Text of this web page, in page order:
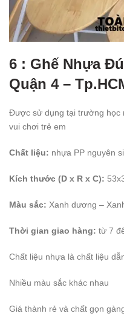
6 : Ghế Nhựa
Quận 4 –
Được sử dụng tại trường học
vui chơi trẻ em
Chất liệu: nhựa PP nguyên
Kích thước (D x R x C):
Màu sắc: Xanh dương –
Thời gian giao hàng: từ 7
Chất liệu nhựa là chất liệu
Nhiều màu sắc khác nhau
Giá thành rẻ và chất gọn